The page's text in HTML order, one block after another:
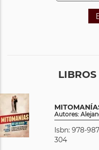
Autores:
Isbn: 978-
304